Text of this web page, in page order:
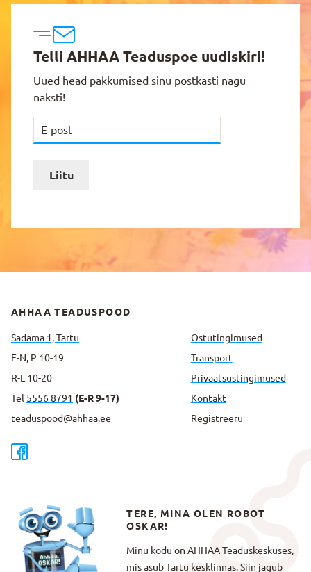
Telli AHHAA Teaduspoe uudiskiri!
Uued head pakkumised sinu postkasti nagu
naksti!
Liitu
AHHAA TEADUSPOOD
Sadama 1, Tartu
E-N, P 10-19
R-L 10-20
Tel 5556 8791 (E-R 9-17)
teaduspood@ahhaa.ee
Ostutingimused
Transport
Privaatsus­tingimused
Kontakt
Registreeru
TERE, MINA OLEN ROBOT
OSKAR!
Minu kodu on AHHAA Teaduskeskuses,
mis asub Tartu kesklinnas. Siin jagub